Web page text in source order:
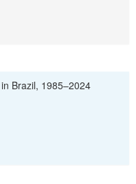
Brazil, 1985–2024